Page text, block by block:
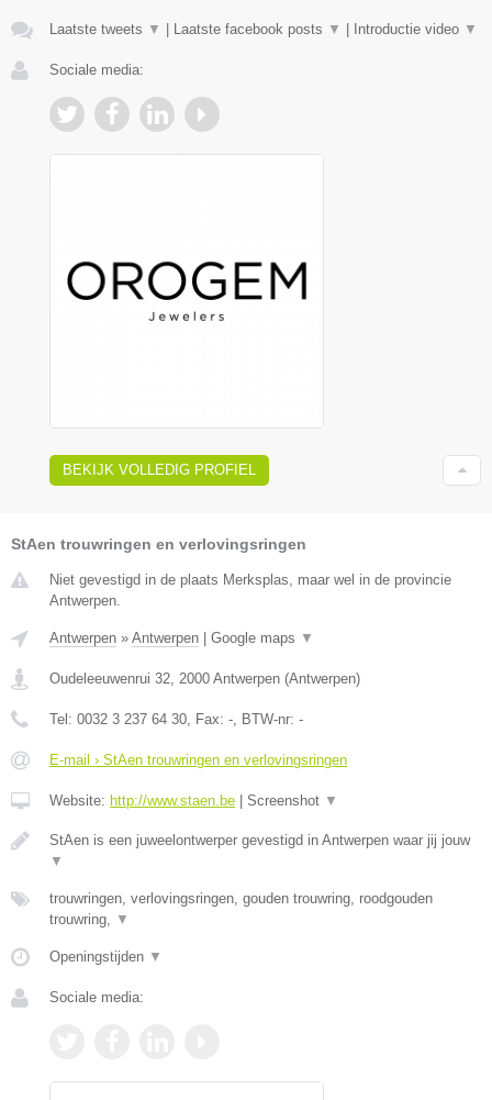
Laatste tweets ▼ Laatste facebook posts ▼ Introductie video ▼
Sociale media:
BEKIJK VOLLEDIG PROFIEL
StAen trouwringen en verlovingsringen
Niet gevestigd in de plaats Merksplas, maar wel in de provincie
Antwerpen.
Antwerpen » Antwerpen Google maps ▼
Oudeleeuwenrui 32, 2000 Antwerpen (Antwerpen)
Tel: 0032 3 237 64 30, Fax: -, BTW-nr: -
E-mail › StAen trouwringen en verlovingsringen
Website: http://www.staen.be Screenshot ▼
StAen is een juweelontwerper gevestigd in Antwerpen waar jij jouw
▼
trouwringen, verlovingsringen, gouden trouwring, roodgouden
trouwring, ▼
Openingstijden ▼
Sociale media: